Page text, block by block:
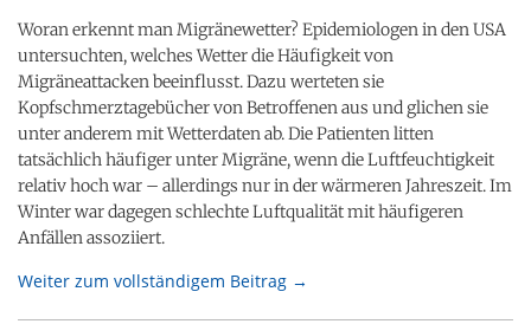
Woran erkennt man Migränewetter? Epidemiologen in den USA
untersuchten, welches Wetter die Häufigkeit von
Migräneattacken beeinflusst. Dazu werteten sie
Kopfschmerztagebücher von Betroffenen aus und glichen sie
unter anderem mit Wetterdaten ab. Die Patienten litten
tatsächlich häufiger unter Migräne, wenn die Luftfeuchtigkeit
relativ hoch war – allerdings nur in der wärmeren Jahreszeit. Im
Winter war dagegen schlechte Luftqualität mit häufigeren
Anfällen assoziiert.
Weiter zum vollständigem Beitrag →